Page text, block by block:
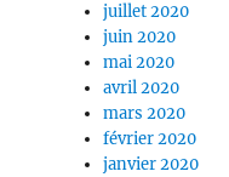
juillet 2020
juin 2020
mai 2020
avril 2020
mars 2020
février 2020
janvier 2020